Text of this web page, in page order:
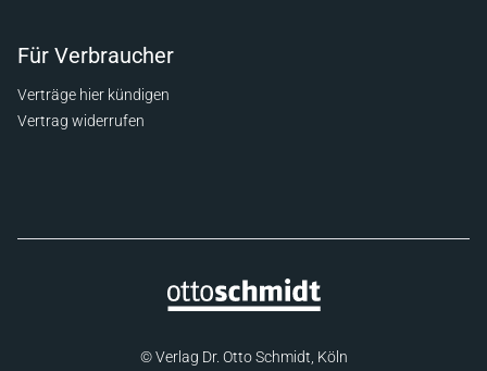
Für Verbraucher
Verträge hier kündigen
Vertrag widerrufen
© Verlag Dr. Otto Schmidt, Köln